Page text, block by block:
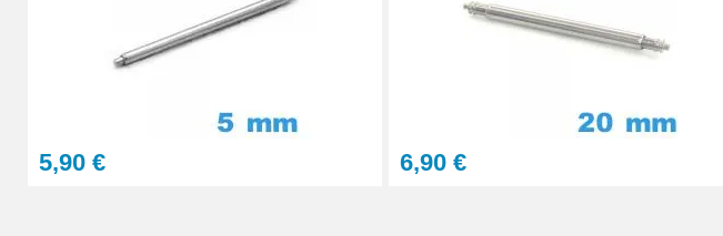
5,90 € 6,90 €